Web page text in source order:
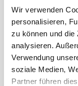
Wir verwenden
personalisieren,
zu können und die
analysieren.
Verwendung
soziale Medien,
Partner führen